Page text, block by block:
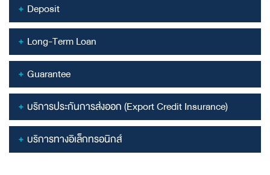
Deposit
Long-Term Loan
Guarantee
บริการประกันการส่งออก (Export Credit Insurance)
บริการทางอิเล็กทรอนิกส์